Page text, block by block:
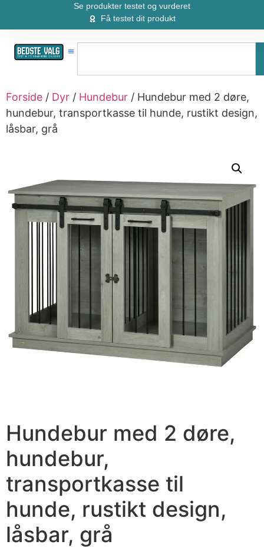
Se produkter testet og vurderet
Få testet dit produkt
Forside / Dyr / Hundebur / Hundebur med 2 døre,
hundebur, transportkasse til hunde, rustikt design,
låsbar, grå
Hundebur med 2 døre,
hundebur,
transportkasse til
hunde, rustikt design,
låsbar, grå